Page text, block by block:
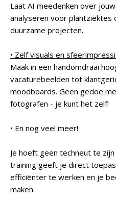
Laat AI meedenken over
analyseren voor
duurzame projecten.
• Zelf visuals en
Maak in een handomdraai
vacaturebeelden tot
moodboards. Geen gedoe
fotografen - je kunt het zelf!
• En nog veel meer!
Je hoeft geen techneut te
training geeft je direct
efficiënter te werken en je
maken.